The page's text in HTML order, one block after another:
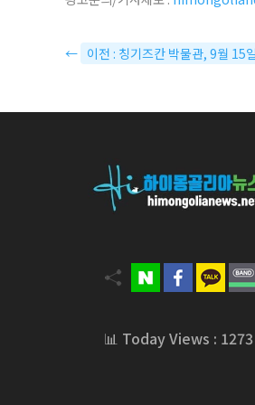
← 이전 : 칭기즈칸 박물관, 9월 15
📊 Today Views : 1273